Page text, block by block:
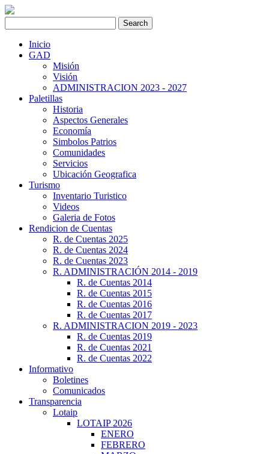
Inicio
GAD
Misión
Visión
ADMINISTRACION 2023 - 2027
Paletillas
Historia
Aspectos Generales
Economía
Simbolos Patrios
Comunidades
Servicios
Ubicación Geografica
Turismo
Inventario Turistico
Videos
Galeria de Fotos
Rendicion de Cuentas
R. de Cuentas 2025
R. de Cuentas 2024
R. de Cuentas 2023
R. ADMINISTRACIÓN 2014 - 2019
R. de Cuentas 2014
R. de Cuentas 2015
R. de Cuentas 2016
R. de Cuentas 2017
R. ADMINISTRACION 2019 - 2023
R. de Cuentas 2019
R. de Cuentas 2021
R. de Cuentas 2022
Informativo
Boletines
Comunicados
Transparencia
Lotaip
LOTAIP 2026
ENERO
FEBRERO